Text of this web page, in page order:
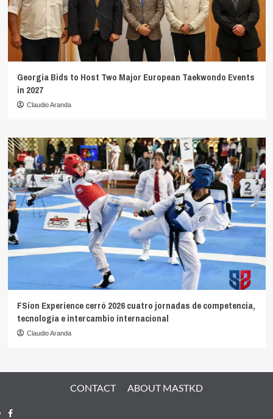
Georgia Bids to Host Two Major European Taekwondo Events
in 2027
Claudio Aranda
FSion Experience cerró 2026 cuatro jornadas de competencia,
tecnología e intercambio internacional
Claudio Aranda
CONTACT ABOUT MASTKD
Facebook